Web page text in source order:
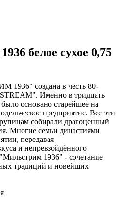
белое сухое 0,75
1936" создана в честь 80-
Именно в тридцать
основано старейшее на
предприятие. Все эти
собирали драгоценный
Многие семьи династиями
передавая
и непревзойдённого
1936" - сочетание
традиций и новейших